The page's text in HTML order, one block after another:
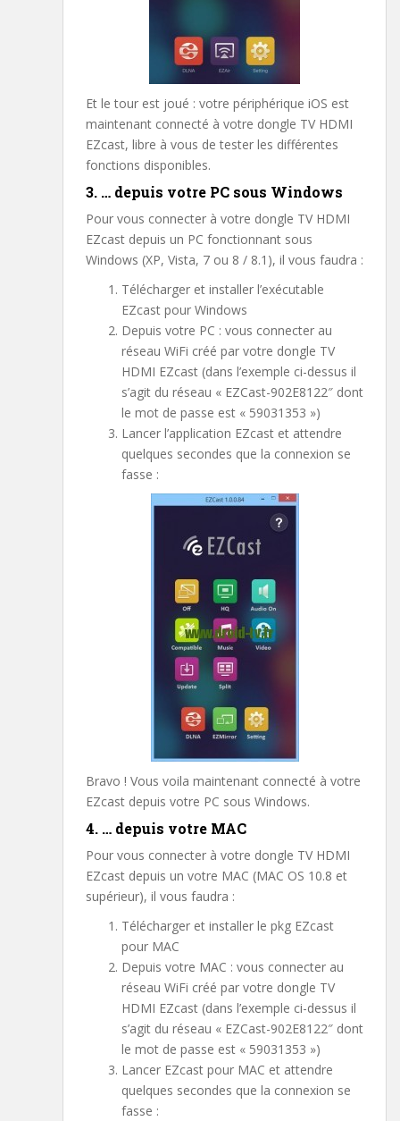
Et le tour est joué : votre périphérique iOS est
maintenant connecté à votre dongle TV HDMI
EZcast, libre à vous de tester les différentes
fonctions disponibles.
3. … depuis votre PC sous Windows
Pour vous connecter à votre dongle TV HDMI
EZcast depuis un PC fonctionnant sous
Windows (XP, Vista, 7 ou 8 / 8.1), il vous faudra :
Télécharger et installer l’exécutable
EZcast pour Windows
Depuis votre PC : vous connecter au
réseau WiFi créé par votre dongle TV
HDMI EZcast (dans l’exemple ci-dessus il
s’agit du réseau « EZCast-902E8122″ dont
le mot de passe est « 59031353 »)
Lancer l’application EZcast et attendre
quelques secondes que la connexion se
fasse :
Bravo ! Vous voila maintenant connecté à votre
EZcast depuis votre PC sous Windows.
4. … depuis votre MAC
Pour vous connecter à votre dongle TV HDMI
EZcast depuis un votre MAC (MAC OS 10.8 et
supérieur), il vous faudra :
Télécharger et installer le pkg EZcast
pour MAC
Depuis votre MAC : vous connecter au
réseau WiFi créé par votre dongle TV
HDMI EZcast (dans l’exemple ci-dessus il
s’agit du réseau « EZCast-902E8122″ dont
le mot de passe est « 59031353 »)
Lancer EZcast pour MAC et attendre
quelques secondes que la connexion se
fasse :